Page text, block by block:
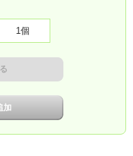
1個